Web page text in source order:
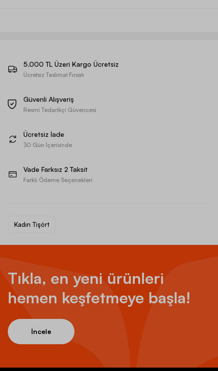
5.000 TL Üzeri Kargo Ücretsiz
Ücretsiz Teslimat Fırsatı
Güvenli Alışveriş
Resmi Tedarikçi Güvencesi
Ücretsiz İade
30 Gün İçerisinde
Vade Farksız 2 Taksit
Farklı Ödeme Seçenekleri
Kadın Tişört
Tıkla, en yeni ürünleri
hemen keşfetmeye başla!
İncele